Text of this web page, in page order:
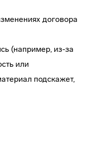
договора
(например, из-за
или
подскажет,